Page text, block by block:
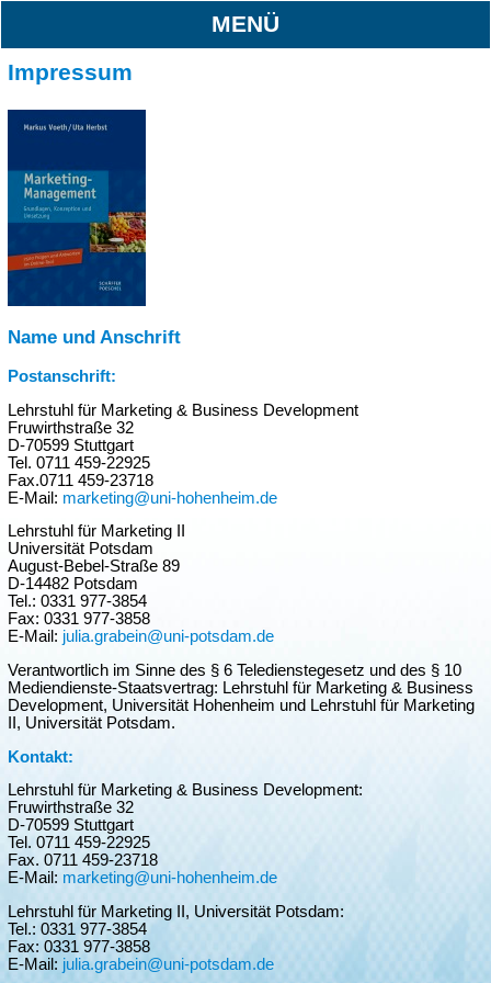
MENÜ
Impressum
Name und Anschrift
Postanschrift:
Lehrstuhl für Marketing & Business Development
Fruwirthstraße 32
D-70599 Stuttgart
Tel. 0711 459-22925
Fax.0711 459-23718
E-Mail: marketing@uni-hohenheim.de
Lehrstuhl für Marketing II
Universität Potsdam
August-Bebel-Straße 89
D-14482 Potsdam
Tel.: 0331 977-3854
Fax: 0331 977-3858
E-Mail: julia.grabein@uni-potsdam.de
Verantwortlich im Sinne des § 6 Teledienstegesetz und des § 10
Mediendienste-Staatsvertrag: Lehrstuhl für Marketing & Business
Development, Universität Hohenheim und Lehrstuhl für Marketing
II, Universität Potsdam.
Kontakt:
Lehrstuhl für Marketing & Business Development:
Fruwirthstraße 32
D-70599 Stuttgart
Tel. 0711 459-22925
Fax. 0711 459-23718
E-Mail: marketing@uni-hohenheim.de
Lehrstuhl für Marketing II, Universität Potsdam:
Tel.: 0331 977-3854
Fax: 0331 977-3858
E-Mail: julia.grabein@uni-potsdam.de